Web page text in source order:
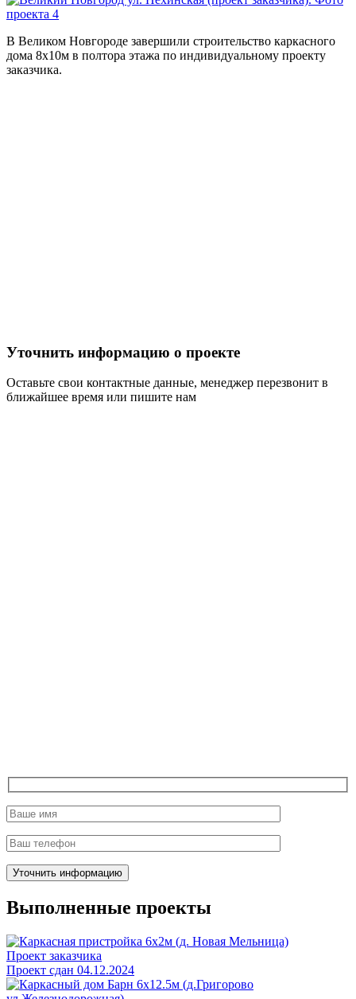
В Великом Новгороде завершили строительство каркасного
дома 8х10м в полтора этажа по индивидуальному проекту
заказчика.
Уточнить информацию о проекте
Оставьте свои контактные данные, менеджер перезвонит в
ближайшее время или пишите нам
Выполненные проекты
Проект заказчика
Проект сдан 04.12.2024